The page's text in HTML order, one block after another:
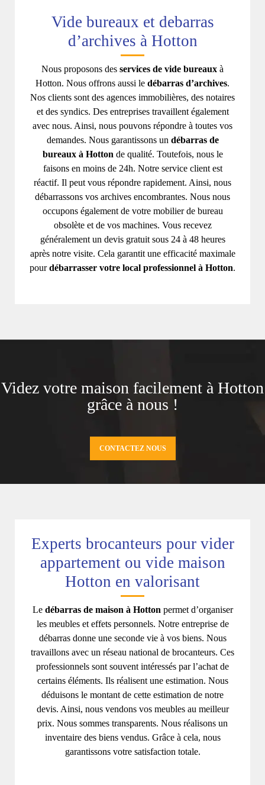
Vide bureaux et debarras
d’archives à Hotton
Nous proposons des services de vide bureaux à
Hotton. Nous offrons aussi le débarras d’archives.
Nos clients sont des agences immobilières, des notaires
et des syndics. Des entreprises travaillent également
avec nous. Ainsi, nous pouvons répondre à toutes vos
demandes. Nous garantissons un débarras de
bureaux à Hotton de qualité. Toutefois, nous le
faisons en moins de 24h. Notre service client est
réactif. Il peut vous répondre rapidement. Ainsi, nous
débarrassons vos archives encombrantes. Nous nous
occupons également de votre mobilier de bureau
obsolète et de vos machines. Vous recevez
généralement un devis gratuit sous 24 à 48 heures
après notre visite. Cela garantit une efficacité maximale
pourdébarrasser votre local professionnel à Hotton.
Videz votre maison facilement à Hotton
grâce à nous !
CONTACTEZ NOUS
Experts brocanteurs pour vider
appartement ou vide maison
Hotton en valorisant
Le débarras de maison à Hotton permet d’organiser
les meubles et effets personnels. Notre entreprise de
débarras donne une seconde vie à vos biens. Nous
travaillons avec un réseau national de brocanteurs. Ces
professionnels sont souvent intéressés par l’achat de
certains éléments. Ils réalisent une estimation. Nous
déduisons le montant de cette estimation de notre
devis. Ainsi, nous vendons vos meubles au meilleur
prix. Nous sommes transparents. Nous réalisons un
inventaire des biens vendus. Grâce à cela, nous
garantissons votre satisfaction totale.